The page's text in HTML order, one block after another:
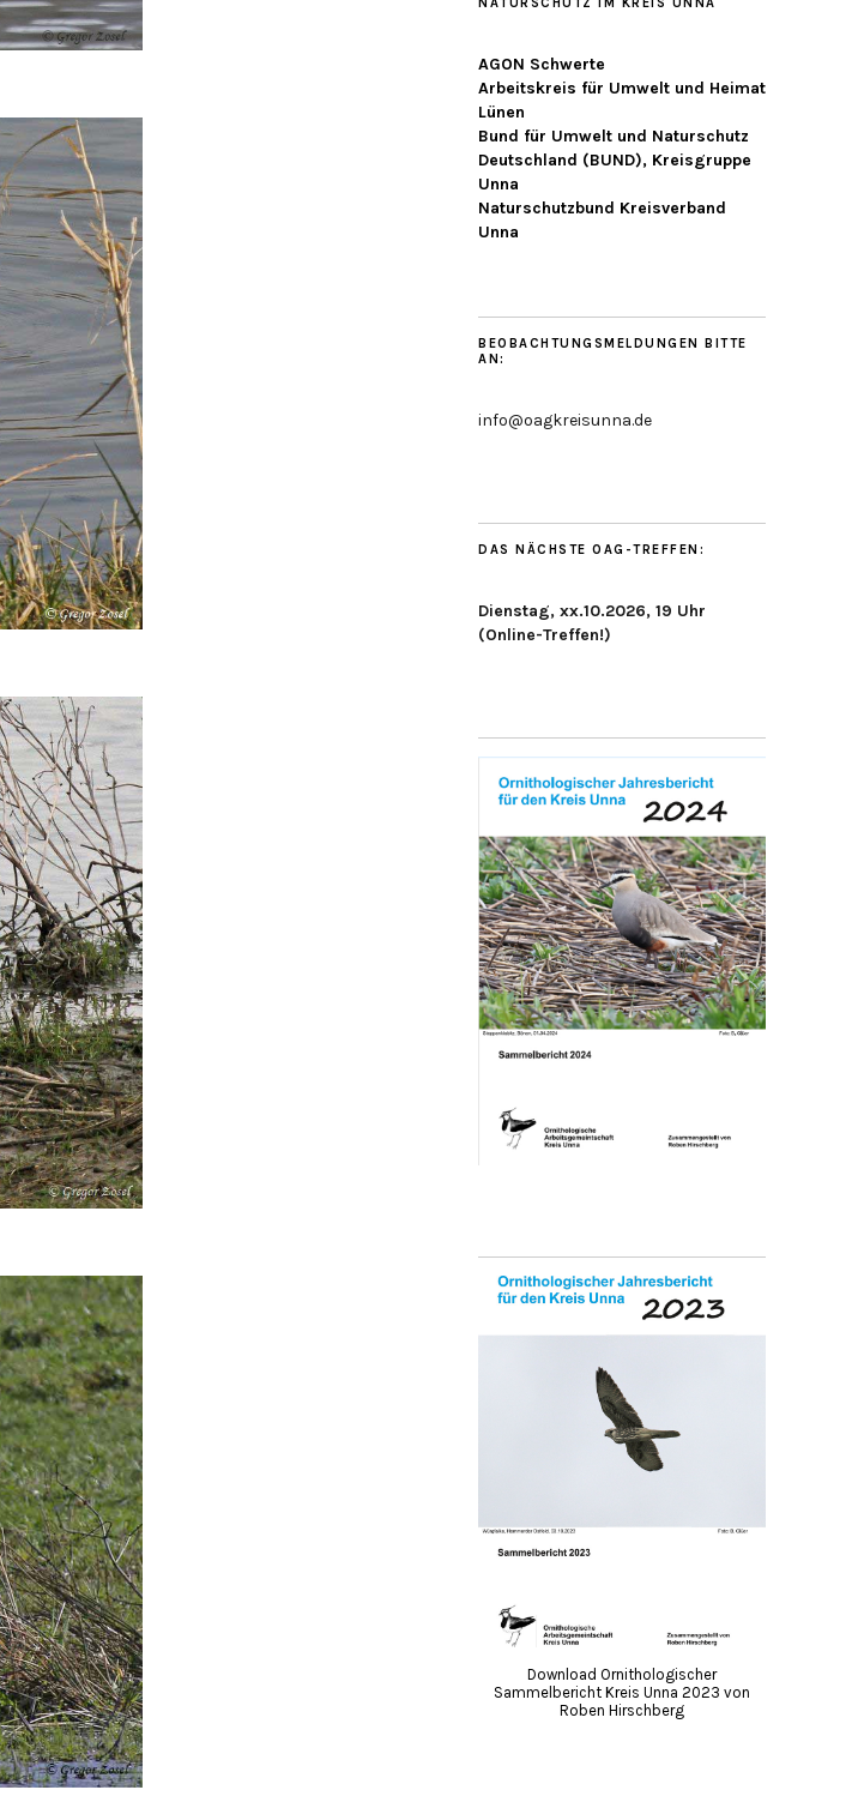
AGON Schwerte
Arbeitskreis für Umwelt und Heimat
Lünen
Bund für Umwelt und Naturschutz
Deutschland (BUND), Kreisgruppe
Unna
Naturschutzbund Kreisverband
Unna
BEOBACHTUNGSMELDUNGEN BITTE
AN:
info@oagkreisunna.de
DAS NÄCHSTE OAG-TREFFEN:
Dienstag, xx.10.2026, 19 Uhr
(Online-Treffen!)
Download Ornithologischer
Sammelbericht Kreis Unna 2023 von
Roben Hirschberg